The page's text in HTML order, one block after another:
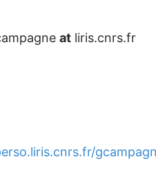
at liris.cnrs.fr